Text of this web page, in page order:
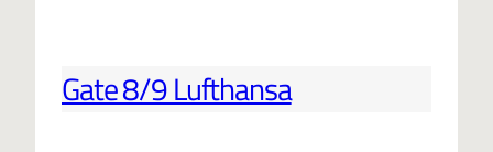
Gate 8/9 Lufthansa